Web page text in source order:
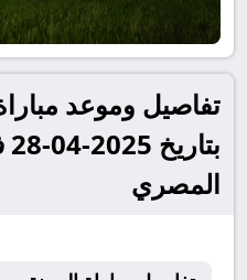
تفاصيل وموعد
المصري